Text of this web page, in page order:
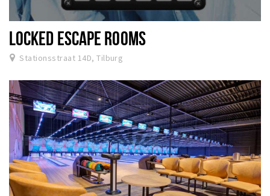
LOCKED ESCAPE ROOMS
Stationsstraat 14D, Tilburg